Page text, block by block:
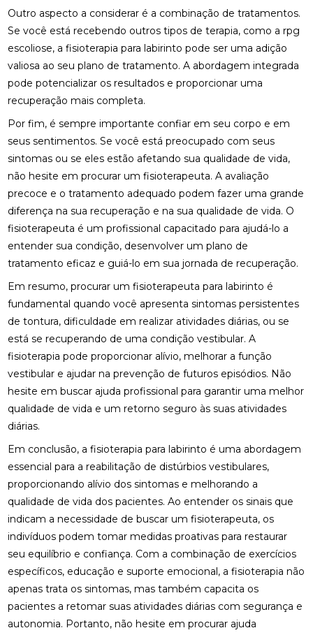
Outro aspecto a considerar é a combinação de tratamentos.
Se você está recebendo outros tipos de terapia, como arpg
escoliose, a fisioterapia para labirinto pode ser uma adição
valiosa ao seu plano de tratamento. A abordagem integrada
pode potencializar os resultados e proporcionar uma
recuperação mais completa.
Por fim, é sempre importante confiar em seu corpo e em
seus sentimentos. Se você está preocupado com seus
sintomas ou se eles estão afetando sua qualidade de vida,
não hesite em procurar um fisioterapeuta. A avaliação
precoce e o tratamento adequado podem fazer uma grande
diferença na sua recuperação e na sua qualidade de vida. O
fisioterapeuta é um profissional capacitado para ajudá-lo a
entender sua condição, desenvolver um plano de
tratamento eficaz e guiá-lo em sua jornada de recuperação.
Em resumo, procurar um fisioterapeuta para labirinto é
fundamental quando você apresenta sintomas persistentes
de tontura, dificuldade em realizar atividades diárias, ou se
está se recuperando de uma condição vestibular. A
fisioterapia pode proporcionar alívio, melhorar a função
vestibular e ajudar na prevenção de futuros episódios. Não
hesite em buscar ajuda profissional para garantir uma melhor
qualidade de vida e um retorno seguro às suas atividades
diárias.
Em conclusão, a fisioterapia para labirinto é uma abordagem
essencial para a reabilitação de distúrbios vestibulares,
proporcionando alívio dos sintomas e melhorando a
qualidade de vida dos pacientes. Ao entender os sinais que
indicam a necessidade de buscar um fisioterapeuta, os
indivíduos podem tomar medidas proativas para restaurar
seu equilíbrio e confiança. Com a combinação de exercícios
específicos, educação e suporte emocional, a fisioterapia não
apenas trata os sintomas, mas também capacita os
pacientes a retomar suas atividades diárias com segurança e
autonomia. Portanto, não hesite em procurar ajuda
OSTEOPATIA CERVICAL: TRATAMENTOS EFICAZES
PARA ALÍVIO DA DOR E RIGIDEZ
OSTEOPATIA COLUNA: COMO ESSA PRÁTICA PODE
TRANSFORMAR SUA SAÚDE
OSTEOPATIA COLUNA: COMO MELHORA A SAÚDE
DA SUA COLUNA
OSTEOPATIA COLUNA: TRATAMENTOS E BENEFÍCIOS
QUE VOCÊ PRECISA CONHECER
OSTEOPATIA DA COLUNA: TRATAMENTOS E
BENEFÍCIOS ESSENCIAIS
OSTEOPATIA E ESCOLIOSE: ALÍVIO E TRATAMENTO
EFICAZ
OSTEOPATIA E ESCOLIOSE: TRATAMENTOS
EFICAZES
OSTEOPATIA E HÉRNIA DE DISCO COMO ALIVIAR A
DOR DE FORMA EFICAZ
OSTEOPATIA E HÉRNIA DE DISCO: SOLUÇÕES E
BENEFÍCIOS
TRATAMENTOS EFICAZES
TRATAMENTO
OSTEOPATIA PARA NERVO CIÁTICO: GUIA
COMPLETO
TRATAMENTO IDEAL PARA SUA SAÚDE
OSTEOPATIA PERTO DE MIM: COMO ENCONTRAR O
TRATAMENTO IDEAL PARA SUAS DORES
OSTEOPATIA PERTO DE MIM: DICAS PARA